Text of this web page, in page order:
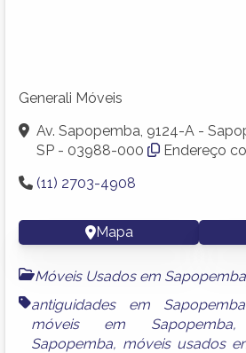
Generali Móveis
Av. Sapopemba, 9124-A -
SP - 03988-000
Endereço
(11) 2703-4908
Mapa
Móveis Usados em Sapopemba
antiguidades em Sapopemba
móveis em Sapopemba
Sapopemba, móveis usados